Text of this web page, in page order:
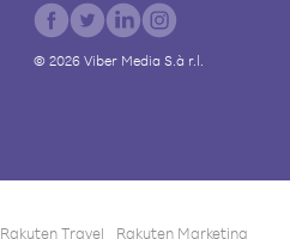
© 2026Viber Media S.à r.l.
Rakuten Travel Rakuten Marketing